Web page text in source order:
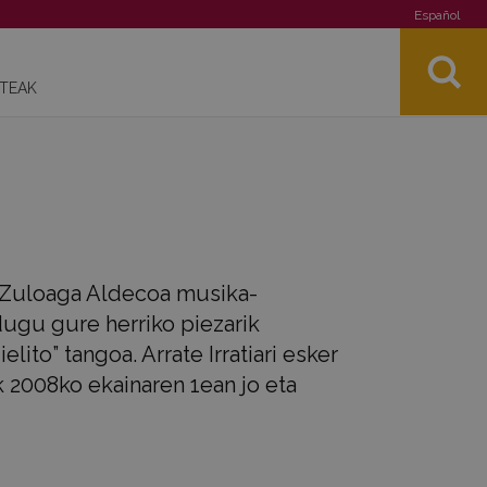
Español
Aldecoa musika-
gure herriko piezarik
tangoa. Arrate Irratiari esker
ekainaren 1ean jo eta